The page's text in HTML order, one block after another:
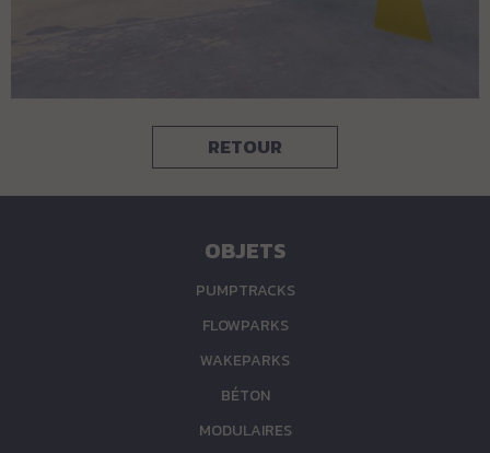
RETOUR
OBJETS
PUMPTRACKS
FLOWPARKS
WAKEPARKS
BÉTON
MODULAIRES